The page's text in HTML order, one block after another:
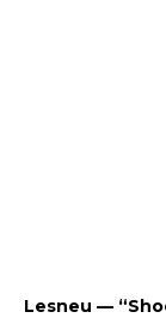
Lesneu —